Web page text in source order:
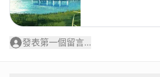
發表第一個留言...